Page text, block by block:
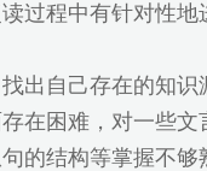
过程中有针对性地
出自己存在的知
在困难，对一些
的结构等掌握不